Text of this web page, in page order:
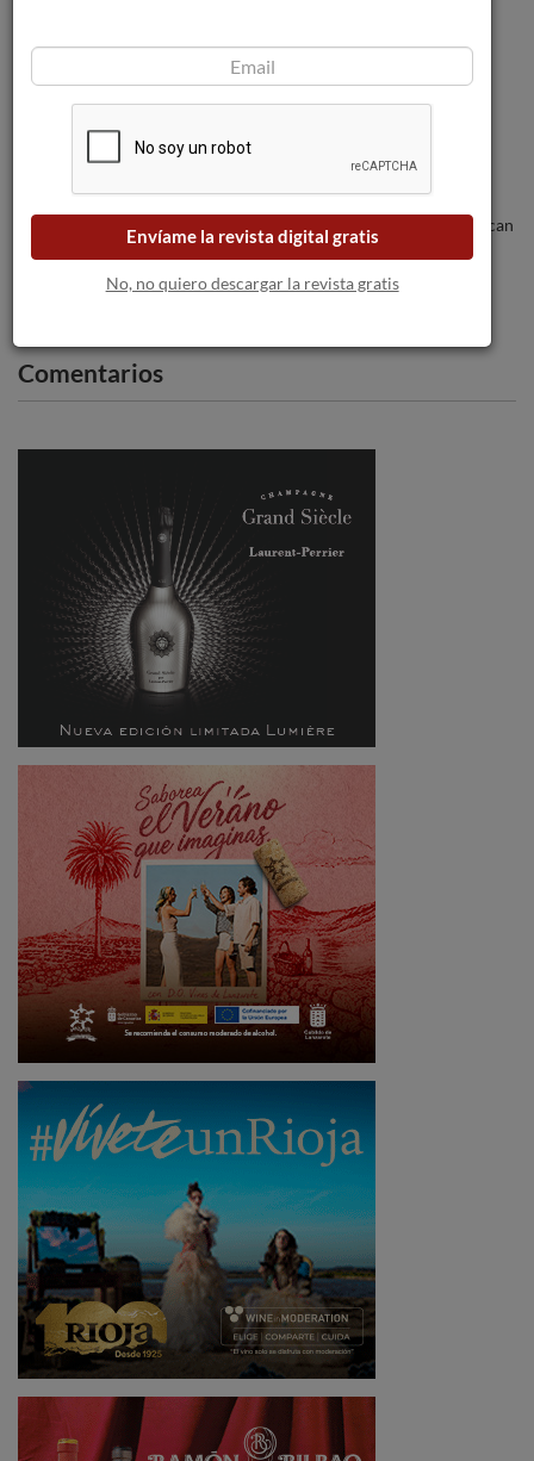
Los vinos de Monterrei en el ‘Showroom
Vidivinos’ de San Sebastián
Los incendios forestales amenazan a las
bodegas a medida que las llamas se acercan
a Burdeos.
Comentarios
Envíame la revista digital gratis
No, no quiero descargar la revista gratis